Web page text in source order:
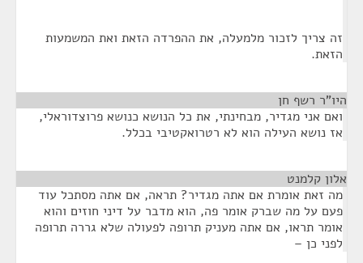
זה צריך לזכור מלמעלה, את ההפרדה הזאת ואת המשמעות
הזאת.
היו"ר רשף חן
ואם אני מגדיר, מבחינתי, את כל הנושא כנושא פרוצדוראלי,
אז נושא העילה הוא לא רטרואקטיבי בכלל.
אלון קלמנט
מה זאת אומרת אם אתה מגדיר? תראה, אם אתה מסתכל עוד
פעם על מה שברק אומר פה, הוא מדבר על דיני חוזים והוא
אומר תראו, אם אתה מעניק תרופה לפעולה שלא גררה תרופה
לפני כן –